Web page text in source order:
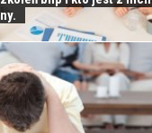
JAK POWINNO
WYGLĄDAĆ
PRAWIDŁOWE
SZKOLENIE
PRACOWNIKÓW?
CZĘŚĆ DRUGA!